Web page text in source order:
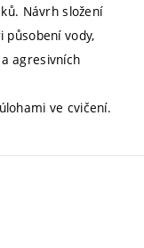
Návrh složení
vody,
agresivních
ve cvičení.